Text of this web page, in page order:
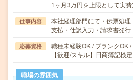
1ヶ月3万円を上限として実
仕事内容
本社経理部門にて・伝票処
支払・仕訳入力・請求書発
応募資格
職種未経験OK / ブランクOK
【歓迎/スキル】日商簿記検定
職場の雰囲気